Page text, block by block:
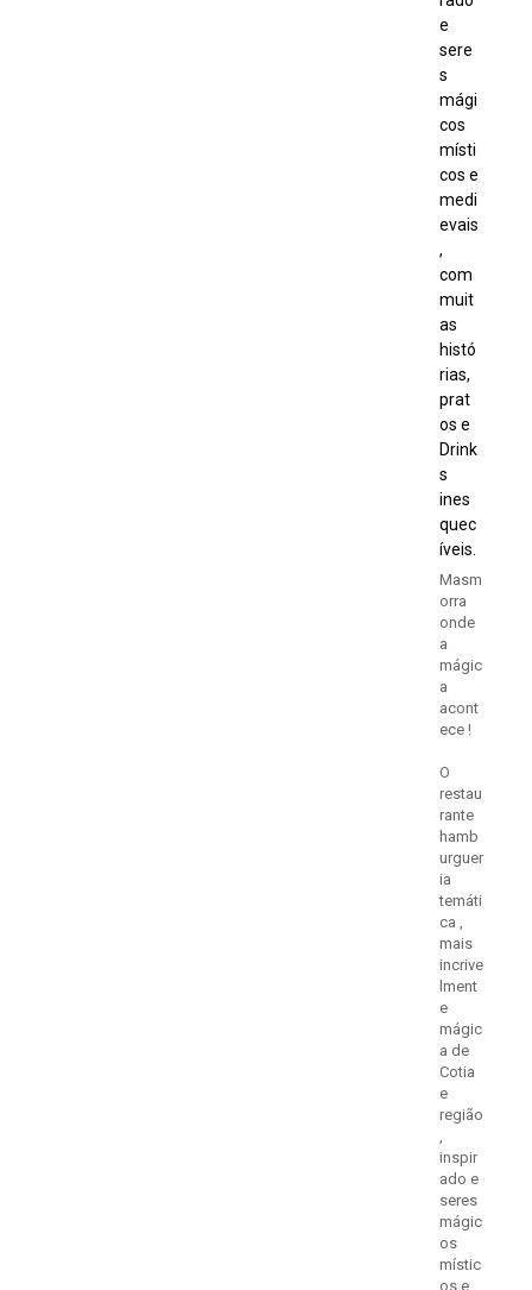
e
sere
s
mági
cos
místi
cos e
medi
evais
,
com
muit
as
histó
rias,
prat
os e
Drink
s
ines
quec
íveis.
Masm
orra
onde
a
mágic
a
acont
ece !
O
restau
rante
hamb
urguer
ia
temáti
ca ,
mais
incrive
lment
e
mágic
a de
Cotia
e
região
inspir
ado e
seres
mágic
os
místic
os e